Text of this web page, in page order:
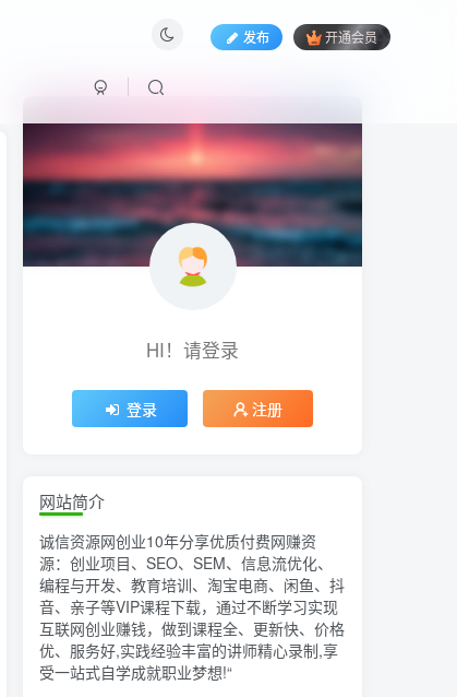
发布 开通会员
HI！请登录
HI！请登录
登录 注册
网站简介
诚信资源网创业10年分享优质付费网赚资
源：创业项目、SEO、SEM、信息流优化、
编程与开发、教育培训、淘宝电商、闲鱼、抖
音、亲子等VIP课程下载，通过不断学习实现
互联网创业赚钱，做到课程全、更新快、价格
优、服务好,实践经验丰富的讲师精心录制,享
受一站式自学成就职业梦想!“